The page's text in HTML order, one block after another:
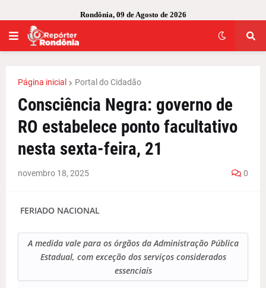
Rondônia, 09 de Agosto de 2026
Página inicial Portal do Cidadão
Consciência Negra: governo de
RO estabelece ponto facultativo
nesta sexta-feira, 21
novembro 18, 2025 0
FERIADO NACIONAL
A medida vale para os órgãos da Administração Pública
Estadual, com exceção dos serviços considerados
essenciais